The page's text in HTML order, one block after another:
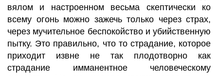
вялом и настроенном весьма скептически ко
всему огонь можно зажечь только через страх,
через мучительное беспокойство и убийственную
пытку. Это правильно, что то страдание, которое
приходит извне не так плодотворно как
страдание имманентное человеческому